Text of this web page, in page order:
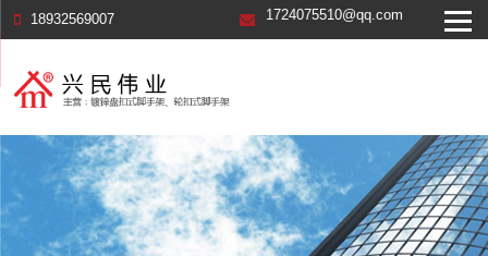
18932569007 1724075510@qq.com